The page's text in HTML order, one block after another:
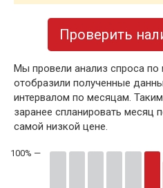
Проверить
Мы провели анализ спроса по
отобразили полученные
интервалом по месяцам.
заранее спланировать месяц
самой низкой цене.